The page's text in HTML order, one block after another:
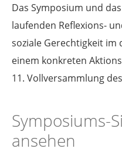
Das Symposium und
laufenden Reflexions-
soziale Gerechtigkeit
einem konkreten
11. Vollversammlung
Symposiums-
ansehen